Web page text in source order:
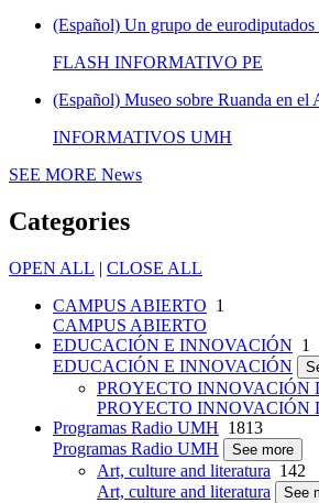
(Español) Un grupo de
FLASH INFORMATIVO PE
(Español) Museo sobre Ruanda en el
INFORMATIVOS UMH
SEE MORE News
Categories
OPEN ALL | CLOSE ALL
CAMPUS ABIERTO 1
CAMPUS ABIERTO
EDUCACIÓN E INNOVACIÓN 1
EDUCACIÓN E INNOVACIÓN
PROYECTO INNOVACIÓN
PROYECTO INNOVACIÓN
Programas Radio UMH 1813
Programas Radio UMH
See more
Art, culture and literatura 142
Art, culture and literatura
See